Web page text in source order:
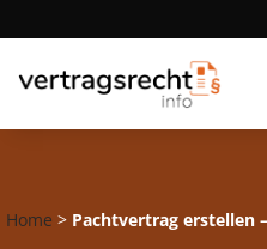
Home > Pachtvertrag erstellen